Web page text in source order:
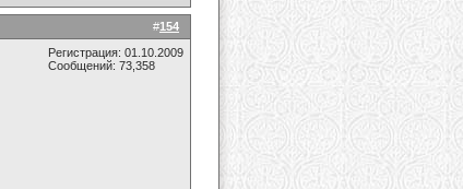
#154
Регистрация: 01.10.2009
Сообщений: 73,358